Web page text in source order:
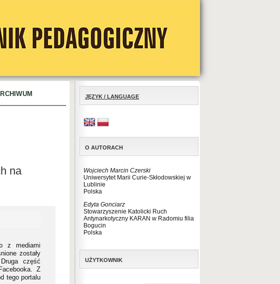
JĘZYK / LANGUAGE
O AUTORACH
Wojciech Marcin Czerski
Uniwersytet Marii Curie-Skłodowskiej w
Lublinie
Polska
Edyta Gonciarz
Stowarzyszenie Katolicki Ruch
Antynarkotyczny KARAN w Radomiu filia
Bogucin
Polska
UŻYTKOWNIK
na
z mediami
zostały
część
Z
tego portalu